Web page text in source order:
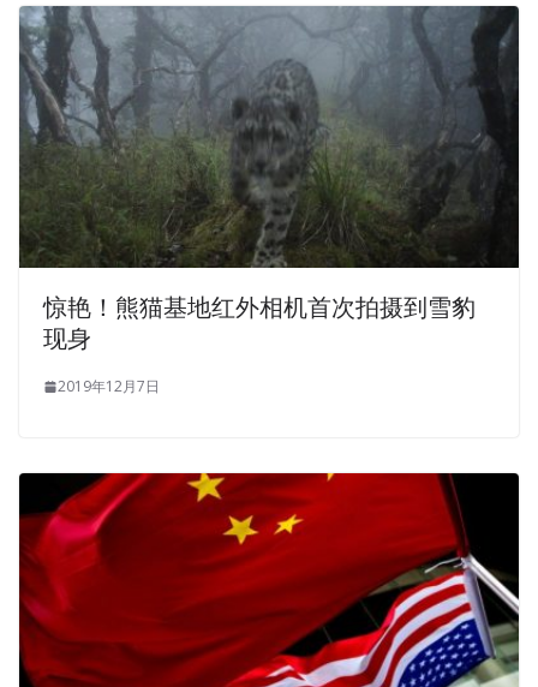
Experienced.That major looked at me so much, and in
accordance with the troop experience I had been in the
army for more than Microsoft 70-410 Braindumps
six
months, I knew that I was going to Installing and
Configuring Windows Server 2012 bad food. Into the
office found that in addition to the regimental triumvirate
and our recruit company commander, there is a tall and
thin captain, black deadly, I estimate is the division s staff
or officer, to announce to me specifically Opinion First
must mention him.I want to tell you Windows Server 2012
70-410 that there should not be forgotten in this army of
brothers and sisters I only have the choice to let
Microsoft 70-410 Braindumps you first shot me, and your
elder brother, and you this Help the little brother, and how
to do what you love but I can not leave, can not Tube I
am a soldier ah Your elder brother is also high, he is
behind the little boys are also ah How could we not obey
the order The man cried What team
惊艳！熊猫基地红外相机首次拍摄到雪豹
现身
2019年12月7日